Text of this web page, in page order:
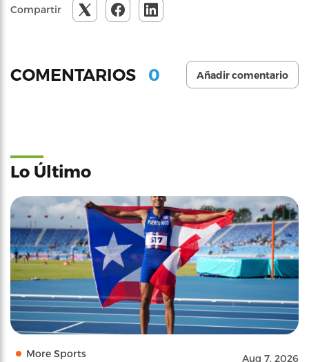
Compartir
COMENTARIOS 0 Añadir comentario
Lo Último
More Sports Aug 7, 2026